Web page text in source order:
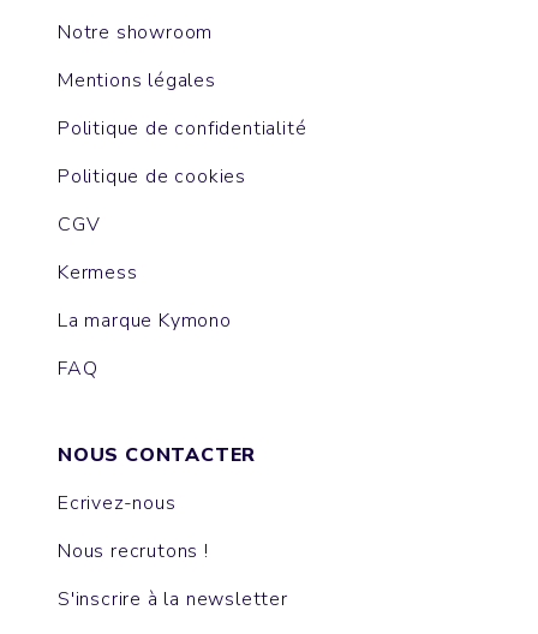
Notre showroom
Mentions légales
Politique de confidentialité
Politique de cookies
CGV
Kermess
La marque Kymono
FAQ
NOUS CONTACTER
Ecrivez-nous
Nous recrutons !
S'inscrire à la newsletter